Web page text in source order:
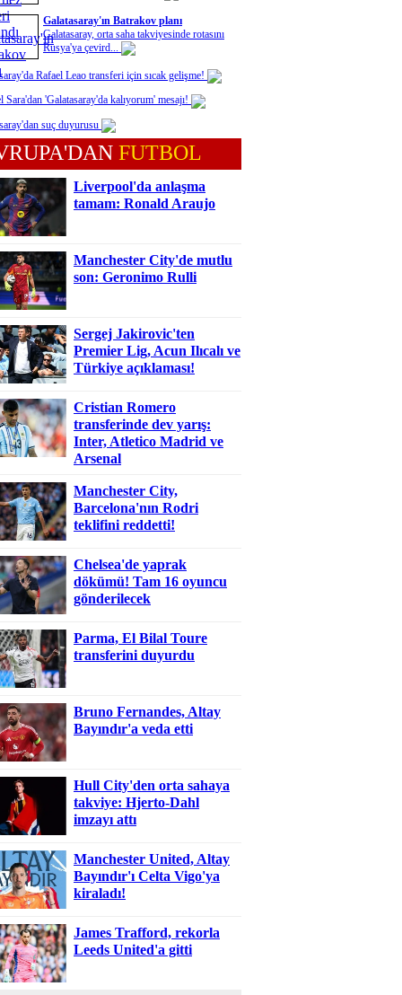
Galatasaray'ın Batrakov planı
Galatasaray, orta saha takviyesinde rotasını
Rusya'ya çevird...
Rafael Leao transferi için sıcak gelişme!
Sara'dan 'Galatasaray'da kalıyorum' mesajı!
suç duyurusu
FUTBOL
Liverpool'da anlaşma
tamam: Ronald Araujo
Manchester City'de mutlu
son: Geronimo Rulli
Sergej Jakirovic'ten
Premier Lig, Acun Ilıcalı ve
Türkiye açıklaması!
Cristian Romero
transferinde dev yarış:
Inter, Atletico Madrid ve
Arsenal
Manchester City,
Barcelona'nın Rodri
teklifini reddetti!
Chelsea'de yaprak
dökümü! Tam 16 oyuncu
gönderilecek
Parma, El Bilal Toure
transferini duyurdu
Bruno Fernandes, Altay
Bayındır'a veda etti
Hull City'den orta sahaya
takviye: Hjerto-Dahl
imzayı attı
Manchester United, Altay
Bayındır'ı Celta Vigo'ya
kiraladı!
James Trafford, rekorla
Leeds United'a gitti